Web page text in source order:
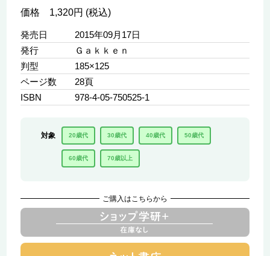
価格 1,320円 (税込)
発売日
2015年09月17日
発行
Ｇａｋｋｅｎ
判型
185×125
ページ数
28頁
ISBN
978-4-05-750525-1
対象 20歳代 30歳代 40歳代 50歳代
60歳代 70歳以上
ご購入はこちらから